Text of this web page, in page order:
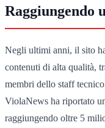
Raggiungendo
Negli ultimi anni, il sito
contenuti di alta qualità,
membri dello staff
ViolaNews ha riportato
raggiungendo oltre 5